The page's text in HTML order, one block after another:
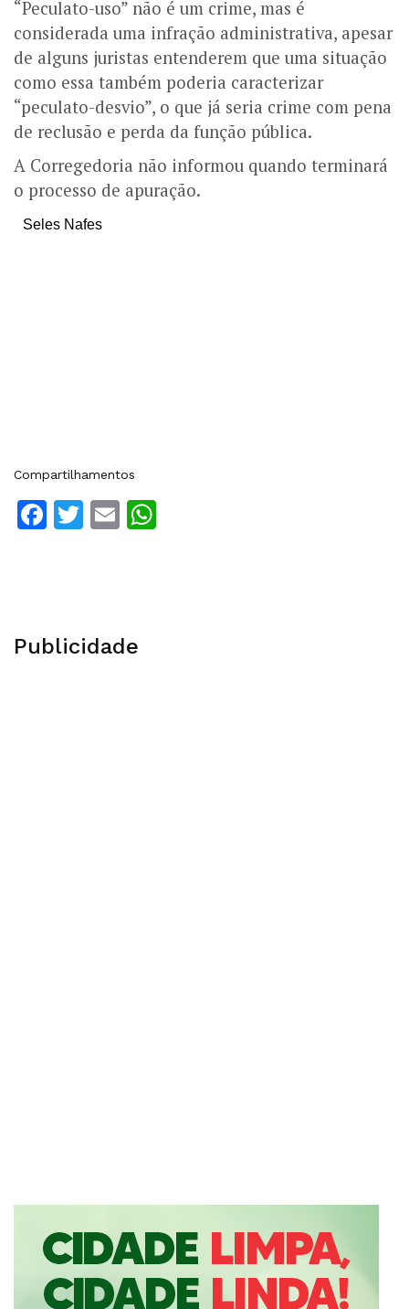
“Peculato-uso” não é um crime, mas é
considerada uma infração administrativa, apesar
de alguns juristas entenderem que uma situação
como essa também poderia caracterizar
“peculato-desvio”, o que já seria crime com pena
de reclusão e perda da função pública.
A Corregedoria não informou quando terminará
o processo de apuração.
Seles Nafes
Compartilhamentos
Facebook
Twitter
Email
Publicidade